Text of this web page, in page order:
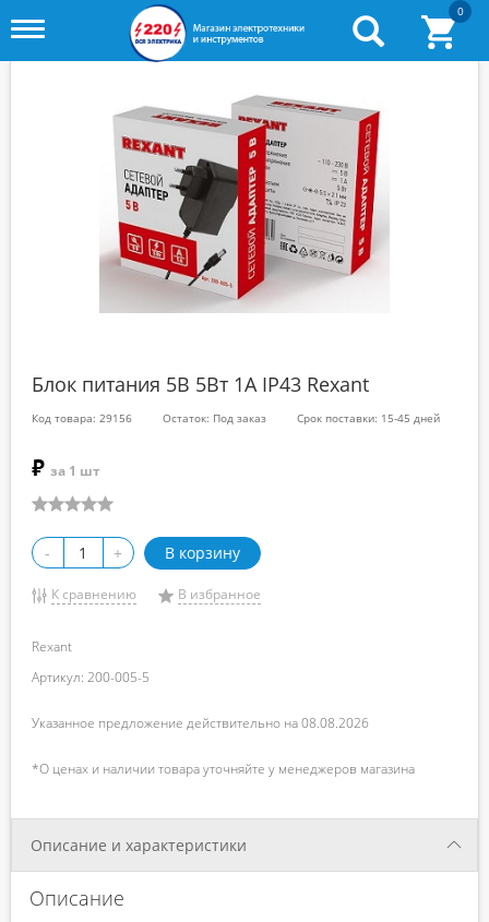
Toggle
0
Блок питания 5В 5Вт 1А IP43 Rexant
Код товара: 29156 Остаток: Под заказ Срок поставки: 15-45 дней
₽ за 1 шт
- + В корзину
К сравнению В избранное
Rexant
Артикул: 200-005-5
Указанное предложение действительно на 08.08.2026
*О ценах и наличии товара уточняйте у менеджеров магазина
Описание и характеристики
Описание